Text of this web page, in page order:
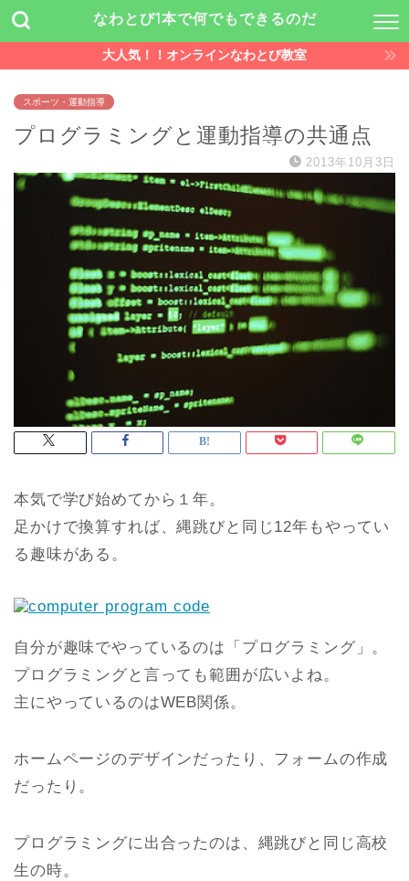
なわとび1本で何でもできるのだ
大人気！！オンラインなわとび教室
スポーツ・運動指導
プログラミングと運動指導の共通点
2013年10月3日
本気で学び始めてから１年。
足かけで換算すれば、縄跳びと同じ12年もやってい
る趣味がある。
自分が趣味でやっているのは「プログラミング」。
プログラミングと言っても範囲が広いよね。
主にやっているのはWEB関係。
ホームページのデザインだったり、フォームの作成
だったり。
プログラミングに出合ったのは、縄跳びと同じ高校
生の時。